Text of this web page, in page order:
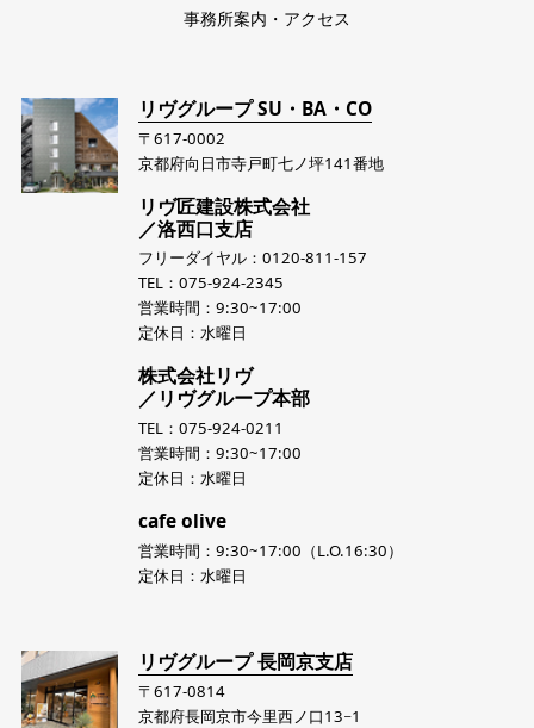
事務所案内・アクセス
リヴグループ SU・BA・CO
〒617-0002
京都府向日市寺戸町七ノ坪141番地
リヴ匠建設株式会社
／洛西口支店
フリーダイヤル：0120-811-157
TEL：075-924-2345
営業時間：9:30~17:00
定休日：水曜日
株式会社リヴ
／リヴグループ本部
TEL：075-924-0211
営業時間：9:30~17:00
定休日：水曜日
cafe olive
営業時間：9:30~17:00（L.O.16:30）
定休日：水曜日
リヴグループ 長岡京支店
〒617-0814
京都府長岡京市今里西ノ口13−1